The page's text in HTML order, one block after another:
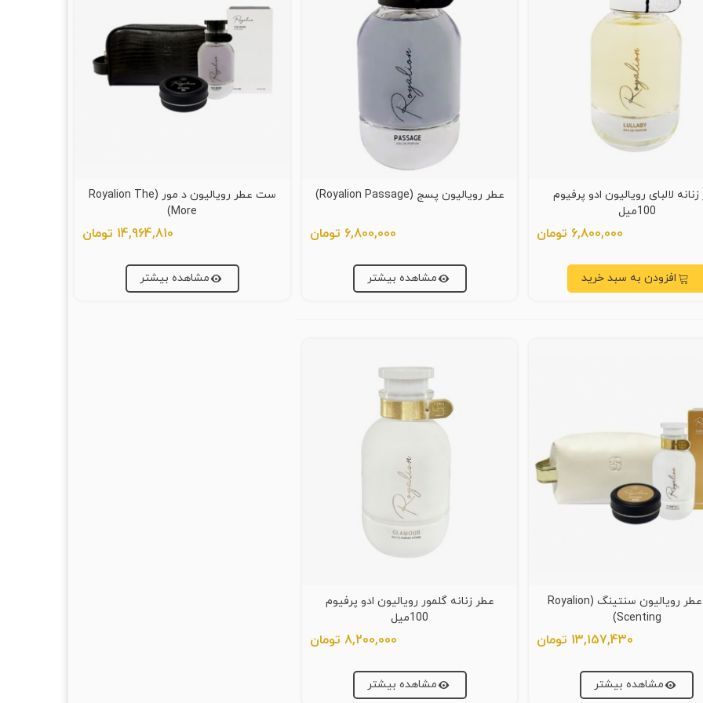
لالبای رویالیون ادو پرفیوم
100میل
6,800,000 تومان
افزودن به سبد خرید
عطر رویالیون پسج (Royalion Passage)
6,800,000 تومان
مشاهده بیشتر
ست عطر رویالیون د مور (Royalion The
More)
14,964,810 تومان
مشاهده بیشتر
ست عطر رویالیون سنتینگ (Royalion
Scenting)
13,157,430 تومان
مشاهده بیشتر
عطر زنانه گلمور رویالیون ادو پرفیوم
100میل
8,200,000 تومان
مشاهده بیشتر